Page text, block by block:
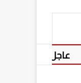
حضرة المرحوم